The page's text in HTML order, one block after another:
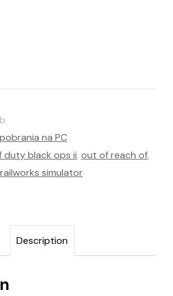
na PC
duty black ops ii, out of reach of,
railworks simulator
Description